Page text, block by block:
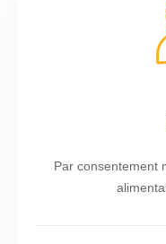
Par consentement